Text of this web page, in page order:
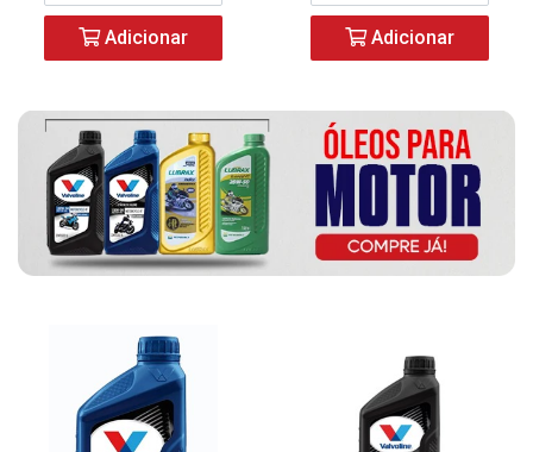
Adicionar Adicionar